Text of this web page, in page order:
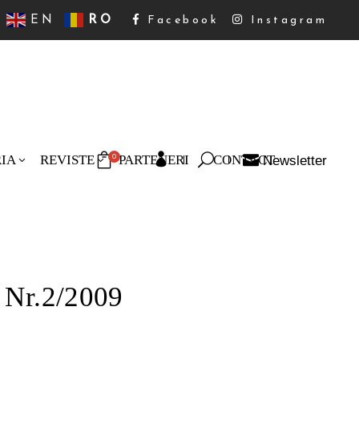
EN RO Facebook Instagram
REVISTE PARTENERI CONTACT
0 Newsletter
2009